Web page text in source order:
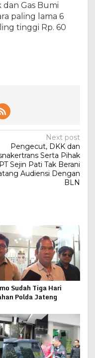
Gas Bumi
paling lama 6
tinggi Rp. 60
Next post
Pengecut, DKK dan
Serta Pihak
PT Sejin Pati Tak Berani
Audiensi Dengan
BLN
Sudah Tiga Hari
Polda Jateng